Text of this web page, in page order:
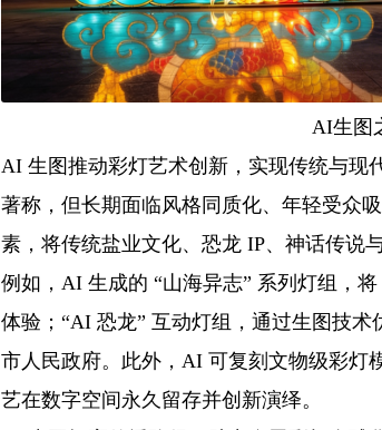
AI生图
AI 生图推动彩灯艺术创新，实现传统与现
著称，但长期面临风格同质化、年轻受众
素，将传统盐业文化、恐龙 IP、神话传说
例如，AI 生成的 “山海异志” 系列灯组，
体验；“AI 恐龙” 互动灯组，通过生图技
市人民政府。此外，AI 可复刻文物级彩灯
艺在数字空间永久留存并创新演绎。